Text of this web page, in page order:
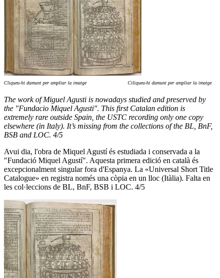
Cliqueu-hi damunt per ampliar la imatge Ciliqueu-hi damunt per ampliar la imatge
The work of Miguel Agusti is nowadays studied and preserved by
the "Fundacio Miquel Agusti". This first Catalan edition is
extremely rare outside Spain, the USTC recording only one copy
elsewhere (in Italy). It’s missing from the collections of the BL, BnF,
BSB and LOC. 4/5
Avui dia, l'obra de Miquel Agustí és estudiada i conservada a la
"Fundació Miquel Agustí". Aquesta primera edició en català és
excepcionalment singular fora d'Espanya. La «Universal Short Title
Catalogue» en registra només una còpia en un lloc (Itàlia). Falta en
les col·leccions de BL, BnF, BSB i LOC. 4/5